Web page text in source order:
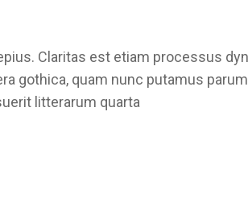
Claritas est etiam processus
gothica, quam nunc putamus
litterarum quarta